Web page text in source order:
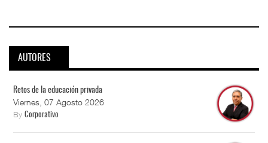
AUTORES
Retos de la educación privada
Viernes, 07 Agosto 2026
By Corporativo